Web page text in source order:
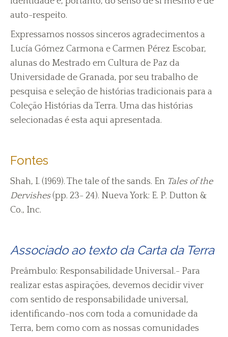
auto-respeito.
Expressamos nossos sinceros agradecimentos a
Lucía Gómez Carmona e Carmen Pérez Escobar,
alunas do Mestrado em Cultura de Paz da
Universidade de Granada, por seu trabalho de
pesquisa e seleção de histórias tradicionais para a
Coleção Histórias da Terra. Uma das histórias
selecionadas é esta aqui apresentada.
Fontes
Shah, I. (1969). The tale of the sands. En Tales of the
Dervishes(pp. 23- 24). Nueva York: E. P. Dutton &
Co., Inc.
Associado ao texto da Carta da Terra
Preâmbulo: Responsabilidade Universal.- Para
realizar estas aspirações, devemos decidir viver
com sentido de responsabilidade universal,
identificando-nos com toda a comunidade da
Terra, bem como com as nossas comunidades